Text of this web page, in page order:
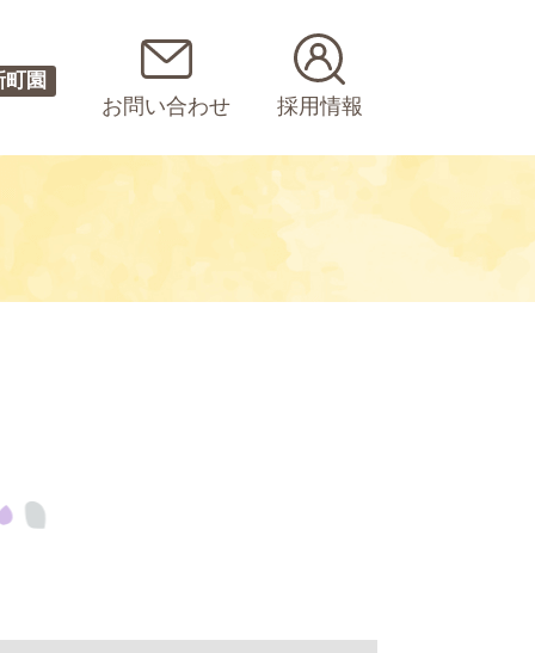
園
お問い合わせ 採用情報